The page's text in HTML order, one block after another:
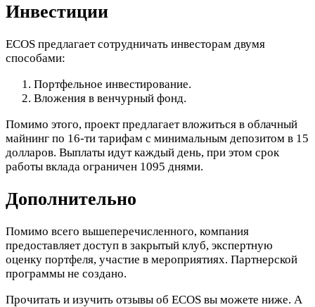
Инвестиции
ECOS предлагает сотрудничать инвесторам двумя
способами:
Портфельное инвестирование.
Вложения в венчурный фонд.
Помимо этого, проект предлагает вложиться в облачный
майнинг по 16-ти тарифам с минимальным депозитом в 15
долларов. Выплаты идут каждый день, при этом срок
работы вклада ограничен 1095 днями.
Дополнительно
Помимо всего вышеперечисленного, компания
предоставляет доступ в закрытый клуб, экспертную
оценку портфеля, участие в мероприятиях. Партнерской
программы не создано.
Прочитать и изучить отзывы об ECOS вы можете ниже. А